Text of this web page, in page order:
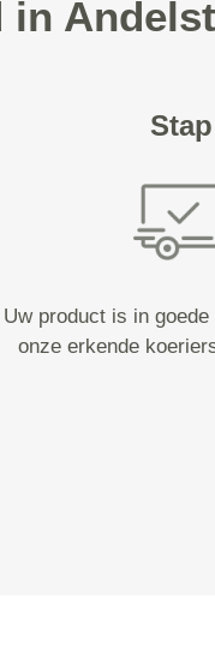
in Andelst
Uw product is in
onze erkende